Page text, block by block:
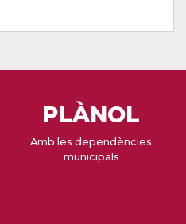
PLÀNOL
Amb les dependències
municipals